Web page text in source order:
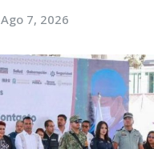
Ago 7, 2026